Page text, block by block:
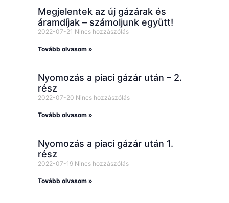
Megjelentek az új gázárak és
áramdíjak – számoljunk együtt!
2022-07-21 Nincs hozzászólás
Tovább olvasom »
Nyomozás a piaci gázár után – 2.
rész
2022-07-20 Nincs hozzászólás
Tovább olvasom »
Nyomozás a piaci gázár után 1.
rész
2022-07-19 Nincs hozzászólás
Tovább olvasom »